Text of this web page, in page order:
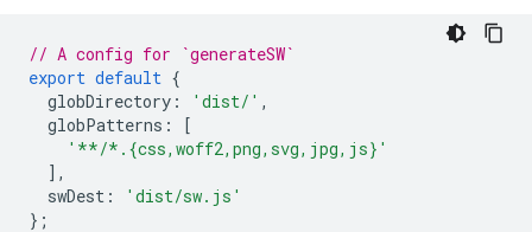
// A config for `generateSW`
export default {
globDirectory : 'dist/' ,
globPatterns :
[
'**/*.{css,woff2,png,svg,jpg,js}'
],
swDest :
'dist/sw.js'
};